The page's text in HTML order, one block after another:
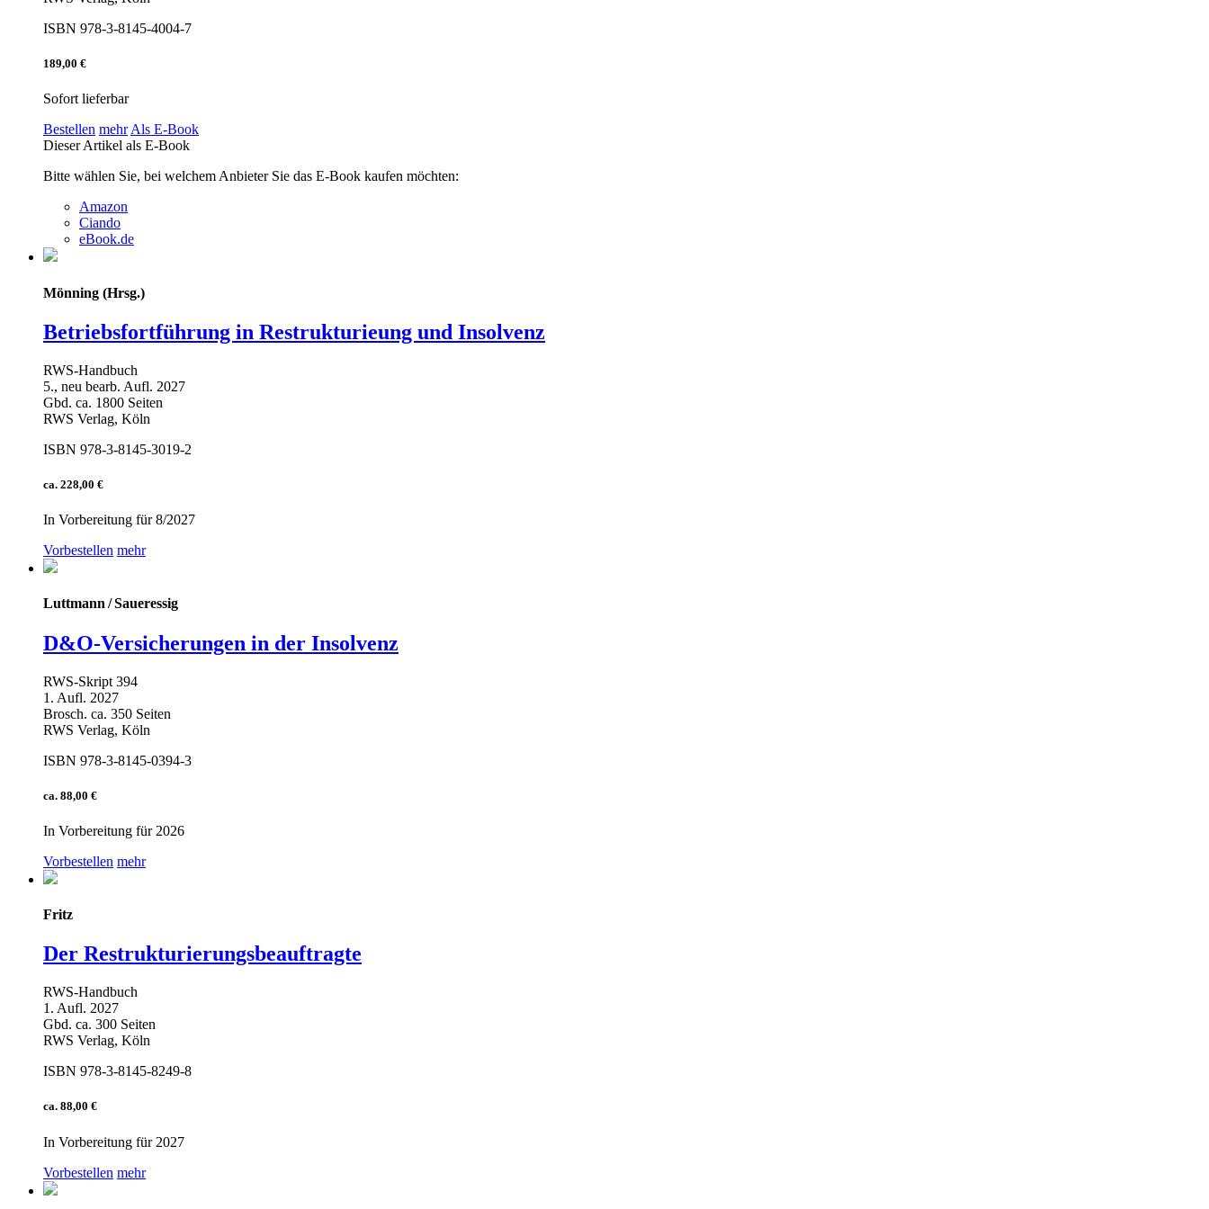
ISBN 978-3-8145-4004-7
189,00 €
Sofort lieferbar
Bestellen mehr Als E-Book
Dieser Artikel als E-Book
Bitte wählen Sie, bei welchem Anbieter Sie das E-Book kaufen möchten:
Amazon
Ciando
eBook.de
Mönning (Hrsg.)
Betriebsfortführung in Restrukturieung und Insolvenz
RWS-Handbuch
5., neu bearb. Aufl. 2027
Gbd. ca. 1800 Seiten
RWS Verlag, Köln
ISBN 978-3-8145-3019-2
ca. 228,00 €
In Vorbereitung für 8/2027
Vorbestellen mehr
Luttmann / Saueressig
D&O-Versicherungen in der Insolvenz
RWS-Skript 394
1. Aufl. 2027
Brosch. ca. 350 Seiten
RWS Verlag, Köln
ISBN 978-3-8145-0394-3
ca. 88,00 €
In Vorbereitung für 2026
Vorbestellen mehr
Fritz
Der Restrukturierungsbeauftragte
RWS-Handbuch
1. Aufl. 2027
Gbd. ca. 300 Seiten
RWS Verlag, Köln
ISBN 978-3-8145-8249-8
ca. 88,00 €
In Vorbereitung für 2027
Vorbestellen mehr